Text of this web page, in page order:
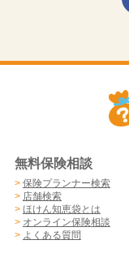
無料保険相談
> 保険プランナー検索
> 店舗検索
> ほけん知恵袋とは
> オンライン保険相談
> よくある質問